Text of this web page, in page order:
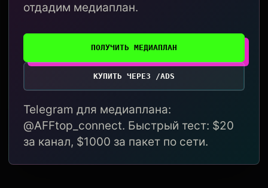
отдадим медиаплан.
ПОЛУЧИТЬ МЕДИАПЛАН
КУПИТЬ ЧЕРЕЗ /ADS
Telegram для медиаплана:
@AFFtop_connect. Быстрый тест: $20
за канал, $1000 за пакет по сети.